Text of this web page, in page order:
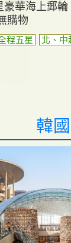
豪華海上郵
購物
程五星 北、中
韓國